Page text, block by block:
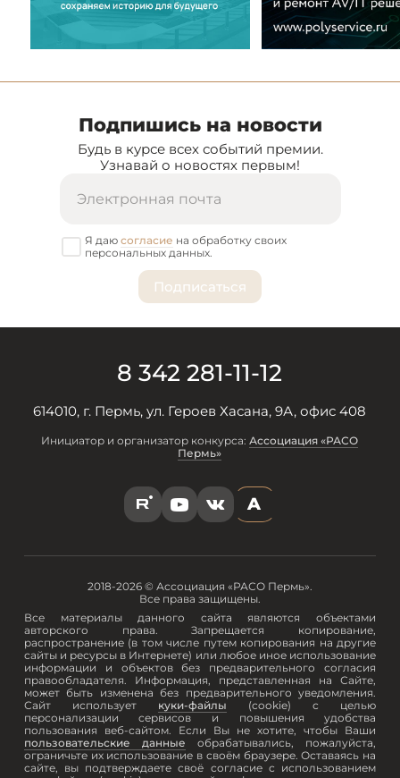
Подпишись на новости
Будь в курсе всех событий премии.
Узнавай о новостях первым!
Я даю согласие на обработку своих
персональных данных.
8 342 281-11-12
614010, г. Пермь, ул. Героев Хасана, 9А, офис 408
Инициатор и организатор конкурса:Ассоциация «РАСО
Пермь»
R Y V A
2018-2026 © Ассоциация «РАСО Пермь».
Все права защищены.
Все материалы данного сайта являются объектами
авторского права. Запрещается копирование,
распространение (в том числе путем копирования на другие
сайты и ресурсы в Интернете) или любое иное использование
информации и объектов без предварительного согласия
правообладателя. Информация, представленная на Сайте,
может быть изменена без предварительного уведомления.
Сайт использует куки-файлы (cookie) с целью
персонализации сервисов и повышения удобства
пользования веб-сайтом. Если Вы не хотите, чтобы Ваши
пользовательские данные обрабатывались, пожалуйста,
ограничьте их использование в своём браузере. Оставаясь на
сайте, вы подтверждаете своё согласие с использованием